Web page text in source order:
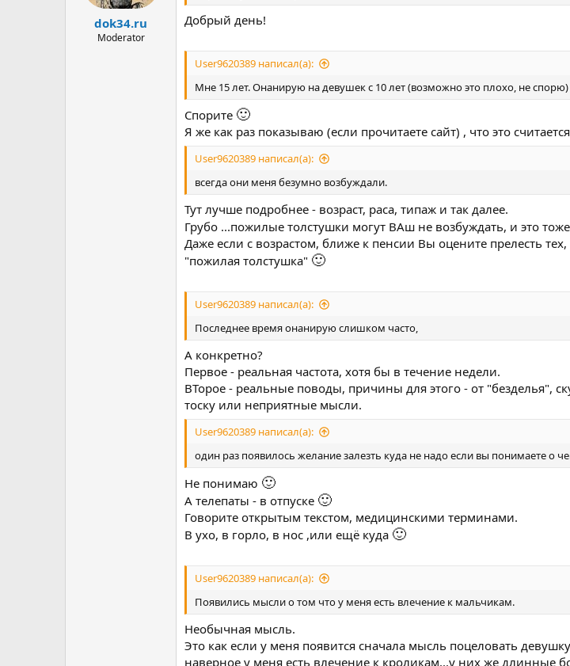
dok34.ru
Moderator
Добрый день!
User9620389 написал(а):
Мне 15 лет. Онанирую на девушек с 10 лет (возможно это плохо, не спорю)
Спорите 🙂
Я же как раз показываю (если прочитаете сайт) , что это
User9620389 написал(а):
всегда они меня безумно возбуждали.
Тут лучше подробнее - возраст, раса, типаж и так далее.
Грубо ...пожилые толстушки могут ВАш не возбуждать, и это
Даже если с возрастом, ближе к пенсии Вы оцените прелесть
"пожилая толстушка" 🙂
User9620389 написал(а):
Последнее время онанирую слишком часто,
А конкретно?
Первое - реальная частота, хотя бы в течение недели.
ВТорое - реальные поводы, причины для этого - от "безделья",
тоску или неприятные мысли.
User9620389 написал(а):
один раз появилось желание залезть куда не надо если вы понимаете о
Не понимаю 🙂
А телепаты - в отпуске 🙂
Говорите открытым текстом, медицинскими терминами.
В ухо, в горло, в нос ,или ещё куда 🙂
User9620389 написал(а):
Появились мысли о том что у меня есть влечение к мальчикам.
Необычная мысль.
Это как если у меня появится сначала мысль поцеловать
наверное у меня есть влечение к кроликам...у них же длинные